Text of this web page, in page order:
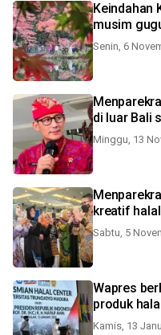
Keindahan
musim
Senin, 6
di luar Bali
Minggu, 13
kreatif
Sabtu, 5
Wapres
produk
Kamis, 13